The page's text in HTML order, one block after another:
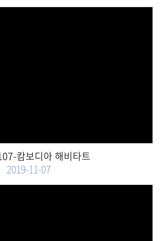
캄보디아 해비타트
2019-11-07